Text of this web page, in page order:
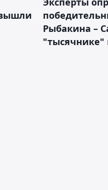
Рыбакина –
"тысячнике"